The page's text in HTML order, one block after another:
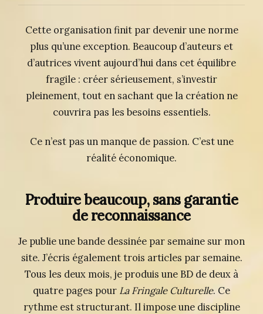
Cette organisation finit par devenir une norme
plus qu’une exception. Beaucoup d’auteurs et
d’autrices vivent aujourd’hui dans cet équilibre
fragile : créer sérieusement, s’investir
pleinement, tout en sachant que la création ne
couvrira pas les besoins essentiels.
Ce n’est pas un manque de passion. C’est une
réalité économique.
Produire beaucoup, sans garantie
de reconnaissance
Je publie une bande dessinée par semaine sur mon
site. J’écris également trois articles par semaine.
Tous les deux mois, je produis une BD de deux à
quatre pages pour La Fringale Culturelle. Ce
rythme est structurant. Il impose une discipline